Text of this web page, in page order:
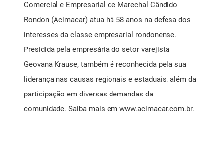
Comercial e Empresarial de Marechal Cândido
Rondon (Acimacar) atua há 58 anos na defesa dos
interesses da classe empresarial rondonense.
Presidida pela empresária do setor varejista
Geovana Krause, também é reconhecida pela sua
liderança nas causas regionais e estaduais, além da
participação em diversas demandas da
comunidade. Saiba mais emwww.acimacar.com.br.